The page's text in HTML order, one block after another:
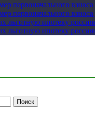
первоначального
первоначального
льготную ипотеку
льготную ипотеку